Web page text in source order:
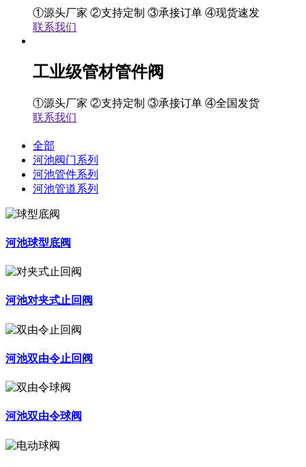
①源头厂家 ②支持定制 ③承接订单 ④现货速发
联系我们
工业级管材管件阀
①源头厂家 ②支持定制 ③承接订单 ④全国发货
联系我们
全部
河池阀门系列
河池管件系列
河池管道系列
河池球型底阀
河池对夹式止回阀
河池双由令止回阀
河池双由令球阀